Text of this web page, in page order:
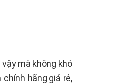
mà không khó
hãng giá rẻ,